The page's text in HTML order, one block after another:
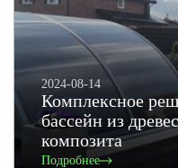
2024-08-14
Комплексное
бассейн из
композита
Подробнее